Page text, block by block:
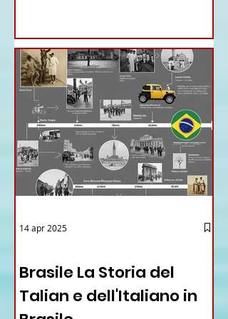
Brasile La Storia del
Talian e dell'Italiano in
14 apr 2025